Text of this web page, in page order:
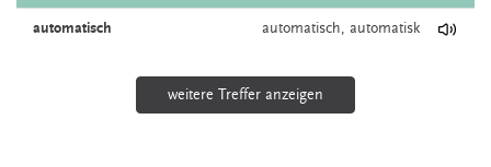
automatisch automatisch, automatisk
weitere Treffer anzeigen